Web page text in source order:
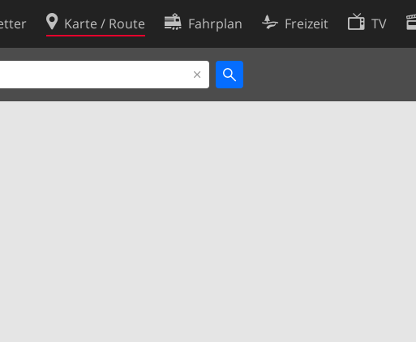
Karte / Route Fahrplan Freizeit TV
Cookie-Richtlinie
Cookie-Einstellungen